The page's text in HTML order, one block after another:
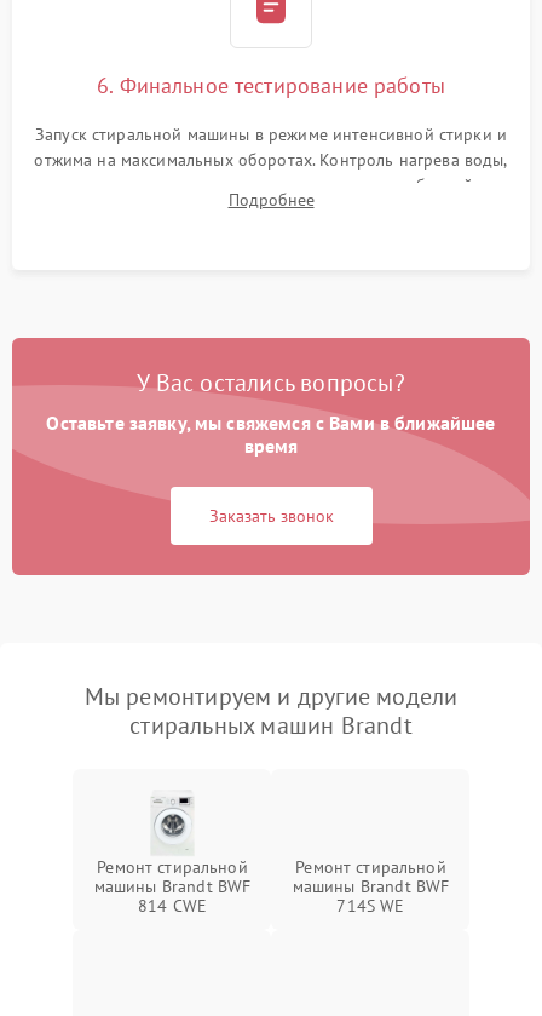
6. Финальное тестирование работы
Запуск стиральной машины в режиме интенсивной стирки и
отжима на максимальных оборотах. Контроль нагрева воды,
корректности слива, отсутствия излишних вибраций,
посторонних стуков и протечек под корпусом.
Подробнее
У Вас остались вопросы?
Оставьте заявку, мы свяжемся с Вами в ближайшее
время
Заказать звонок
Мы ремонтируем и другие модели
стиральных машин Brandt
Ремонт стиральной
машины Brandt BWF
814 CWE
Ремонт стиральной
машины Brandt BWF
714S WE